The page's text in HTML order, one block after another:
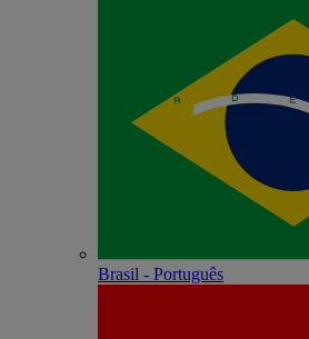
Brasil - Português